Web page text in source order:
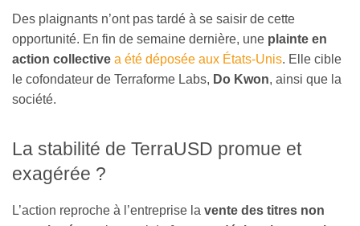
Des plaignants n’ont pas tardé à se saisir de cette
opportunité. En fin de semaine dernière, une plainte en
action collective a été déposée aux États-Unis. Elle cible
le cofondateur de Terraforme Labs, Do Kwon, ainsi que la
société.
La stabilité de TerraUSD promue et
exagérée ?
L’action reproche à l’entreprise la vente des titres non